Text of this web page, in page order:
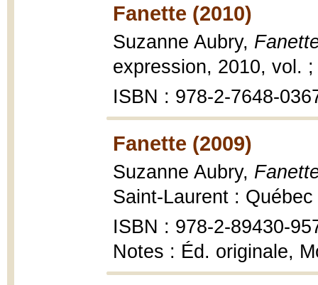
Fanette (2010)
Suzanne Aubry,
expression, 2010, vol.
ISBN : 978-2-7648-
Fanette (2009)
Suzanne Aubry,
Saint-Laurent :
ISBN : 978-2-89430-
Notes : Éd. originale,